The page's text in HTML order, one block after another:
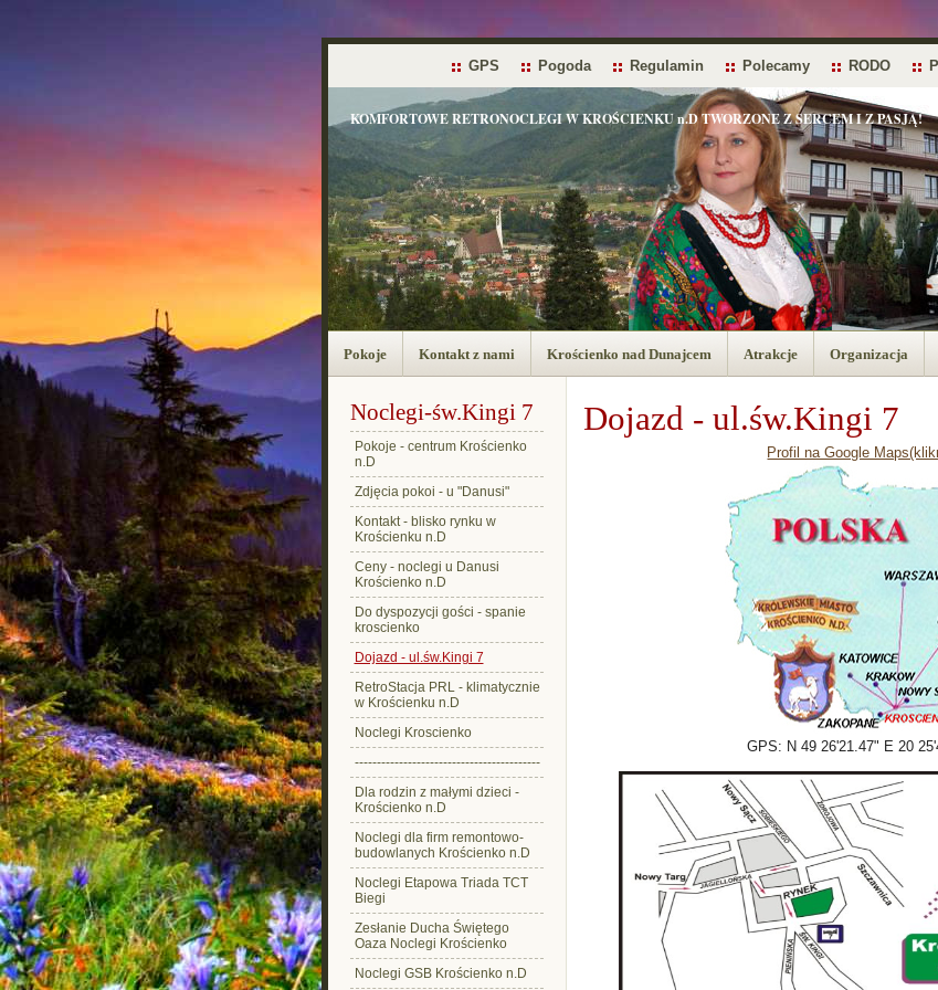
GPS Pogoda Regulamin Polecamy RODO
KOMFORTOWE RETRONOCLEGI W KROŚCIENKU n.D TWORZONE Z SERCEM I Z PASJĄ!
Pokoje Kontakt z nami Krościenko nad Dunajcem Atrakcje Organizacja
Noclegi-św.Kingi 7
Pokoje - centrum Krościenko
n.D
Zdjęcia pokoi - u "Danusi"
Kontakt - blisko rynku w
Krościenku n.D
Ceny - noclegi u Danusi
Krościenko n.D
Do dyspozycji gości - spanie
kroscienko
Dojazd - ul.św.Kingi 7
RetroStacja PRL - klimatycznie
w Krościenku n.D
Noclegi Kroscienko
------------------------------------------
Dla rodzin z małymi dzieci -
Krościenko n.D
Noclegi dla firm remontowo-
budowlanych Krościenko n.D
Noclegi Etapowa Triada TCT
Biegi
Zesłanie Ducha Świętego
Oaza Noclegi Krościenko
Noclegi GSB Krościenko n.D
Dojazd - ul.św.Kingi 7
Profil na Google
GPS: N 49 26'21.47" E 20